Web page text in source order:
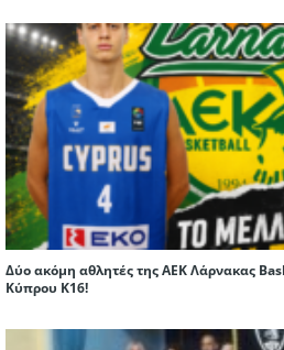
Δύο ακόμη αθλητές της ΑΕΚ Λάρνακας
Κύπρου Κ16!